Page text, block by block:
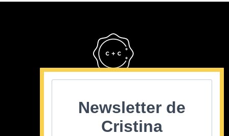
Newsletter de
Cristina